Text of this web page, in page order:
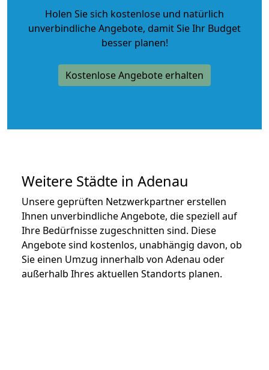
Holen Sie sich kostenlose und natürlich
unverbindliche Angebote, damit Sie Ihr Budget
besser planen!
Kostenlose Angebote erhalten
Weitere Städte in Adenau
Unsere geprüften Netzwerkpartner erstellen
Ihnen unverbindliche Angebote, die speziell auf
Ihre Bedürfnisse zugeschnitten sind. Diese
Angebote sind kostenlos, unabhängig davon, ob
Sie einen Umzug innerhalb von Adenau oder
außerhalb Ihres aktuellen Standorts planen.